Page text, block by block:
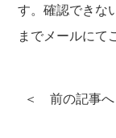
す。確認できな
までメールにて
＜ 前の記事へ